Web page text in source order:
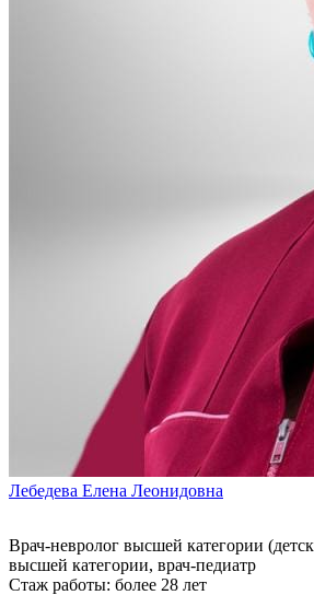
Лебедева Елена Леонидовна
Врач-невролог высшей категории
высшей категории, врач-педиатр
Стаж работы: более 28 лет